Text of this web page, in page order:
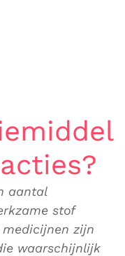
aantal
stof
zijn
waarschijnlijk